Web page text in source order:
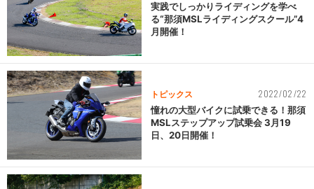
実践でしっかりライディングを学べ
る“那須MSLライディングスクール”4
月開催！
トピックス 2022/02/22
憧れの大型バイクに試乗できる！那須
MSLステップアップ試乗会 3月19
日、20日開催！